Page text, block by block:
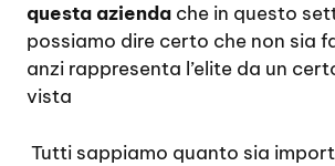
questa azienda che in questo
possiamo dire certo che non sia
anzi rappresenta l’elite da un
vista
Tutti sappiamo quanto sia